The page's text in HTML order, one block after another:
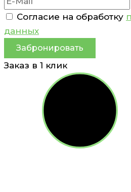
Согласие на обработку
данных
Забронировать
Заказ в 1 клик